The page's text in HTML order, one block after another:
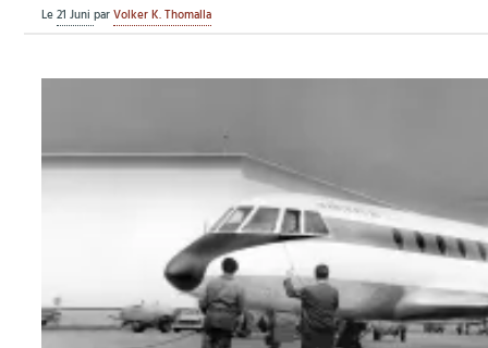
Le21 JuniparVolker K. Thomalla